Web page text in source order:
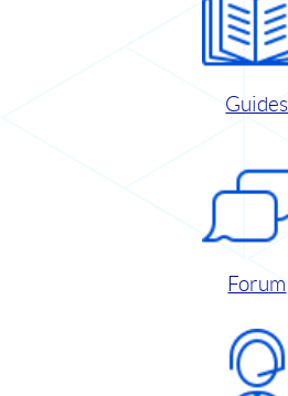
Guides
Forum